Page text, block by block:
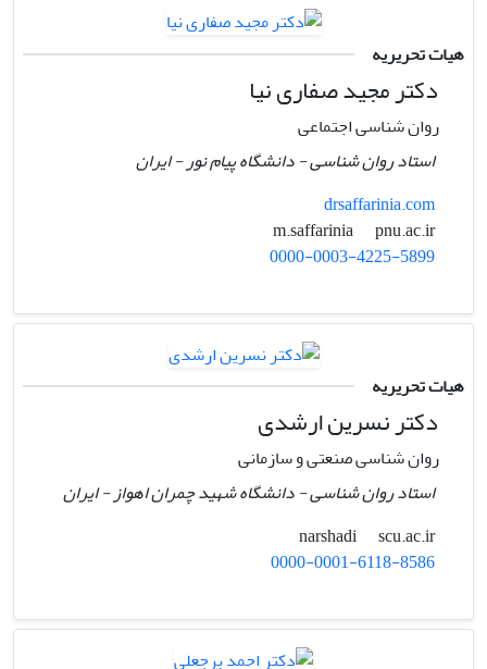
هیات تحریریه
دکتر مجید صفاری نیا
روان شناسی اجتماعی
استاد روان شناسی - دانشگاه پیام نور - ایران
drsaffarinia.com
m.saffarinia
pnu.ac.ir
0000-0003-4225-5899
هیات تحریریه
دکتر نسرین ارشدی
روان شناسی صنعتی و سازمانی
استاد روان شناسی - دانشگاه شهید چمران اهواز - ایران
narshadi
scu.ac.ir
0000-0001-6118-8586